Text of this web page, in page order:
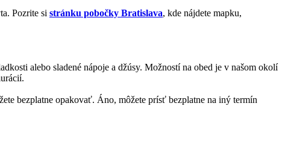
Pozrite si stránku pobočky Bratislava, kde nájdete mapku,
alebo sladené nápoje a džúsy. Možností na obed je v našom okolí
bezplatne opakovať. Áno, môžete prísť bezplatne na iný termín